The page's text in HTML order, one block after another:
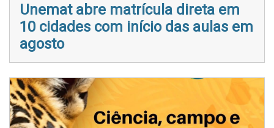
Unemat abre matrícula direta em
10 cidades com início das aulas em
agosto